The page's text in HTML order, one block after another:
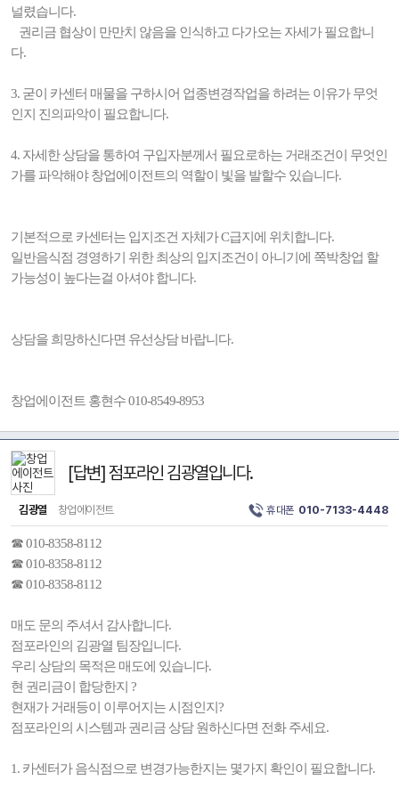
널렸습니다.
권리금 협상이 만만치 않음을 인식하고 다가오는 자세가 필요합니
다.
3. 굳이 카센터 매물을 구하시어 업종변경작업을 하려는 이유가 무엇
인지 진의파악이 필요합니다.
4. 자세한 상담을 통하여 구입자분께서 필요로하는 거래조건이 무엇인
가를 파악해야 창업에이전트의 역할이 빛을 발할수 있습니다.
기본적으로 카센터는 입지조건 자체가 C급지에 위치합니다.
일반음식점 경영하기 위한 최상의 입지조건이 아니기에 쪽박창업 할
가능성이 높다는걸 아셔야 합니다.
상담을 희망하신다면 유선상담 바랍니다.
창업에이전트 홍현수 010-8549-8953
[답변] 점포라인 김광열입니다.
김광열 창업에이전트 휴대폰 010-7133-4448
☎ 010-8358-8112
☎ 010-8358-8112
☎ 010-8358-8112
매도 문의 주셔서 감사합니다.
점포라인의 김광열 팀장입니다.
우리 상담의 목적은 매도에 있습니다.
현 권리금이 합당한지 ?
현재가 거래등이 이루어지는 시점인지?
점포라인의 시스템과 권리금 상담 원하신다면 전화 주세요.
1. 카센터가 음식점으로 변경가능한지는 몇가지 확인이 필요합니다.